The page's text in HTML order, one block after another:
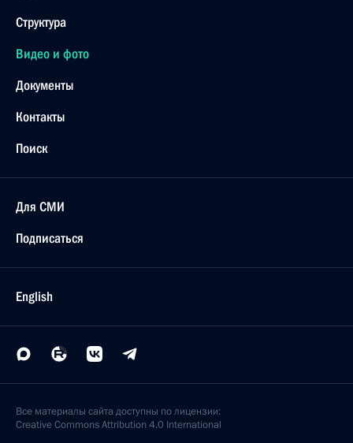
Структура
Видео и фото
Документы
Контакты
Поиск
Для СМИ
Подписаться
English
Все материалы сайта доступны по лицензии:
Creative Commons Attribution 4.0 International